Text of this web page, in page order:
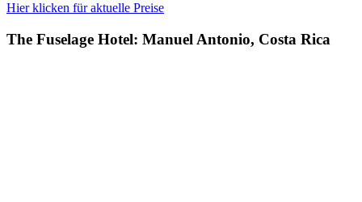
Hier klicken für aktuelle Preise
The Fuselage Hotel: Manuel Antonio, Costa Rica